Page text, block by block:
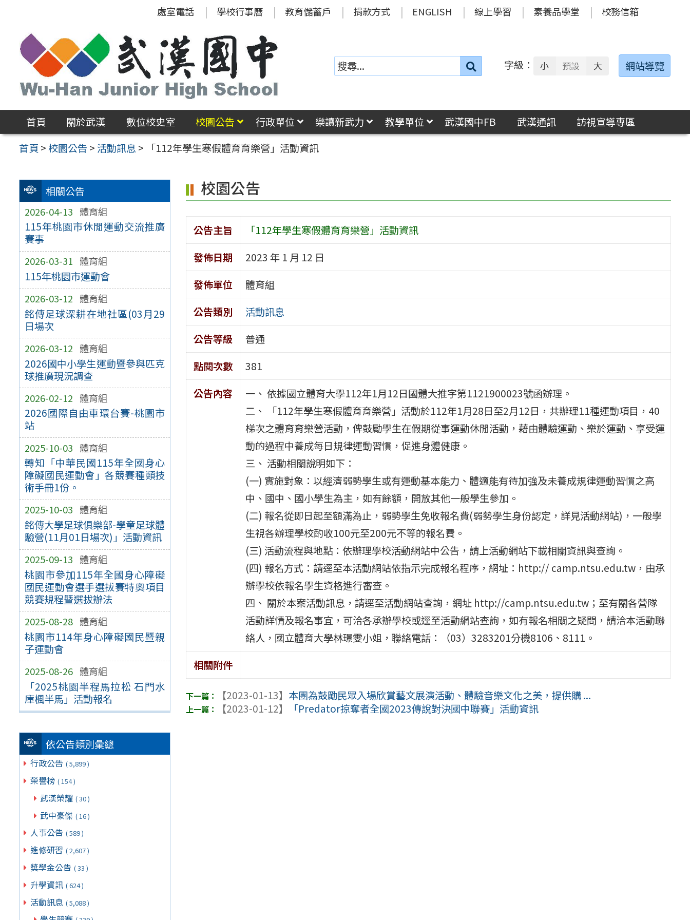
區
處室電話 學校行事曆 教育儲蓄戶 捐款方式 ENGLISH 線上學習 素養品學堂 校務信箱
搜
字級： 小 預設 大 網站導覽
首頁 關於武漢 數位校史室 校園公告 行政單位 樂讀新武力 教學單位 武漢國中FB 武漢通訊
訪視宣導專區
首頁 >校園公告 > 活動訊息 > 「112年學生寒假體育育樂營」活動資訊
相關公告
2026-04-13 體育組
115年桃園市休閒運動交流推廣
賽事
2026-03-31 體育組
115年桃園市運動會
2026-03-12 體育組
銘傳足球深耕在地社區(03月29
日場次
2026-03-12 體育組
2026國中小學生運動暨參與匹克
球推廣現況調查
2026-02-12 體育組
2026國際自由車環台賽-桃園市
站
2025-10-03 體育組
轉知「中華民國115年全國身心
障礙國民運動會」各競賽種類技
術手冊1份。
2025-10-03 體育組
銘傳大學足球俱樂部-學童足球體
驗營(11月01日場次)」活動資訊
2025-09-13 體育組
桃園市參加115年全國身心障礙
國民運動會選手選拔賽特奧項目
競賽規程暨選拔辦法
2025-08-28 體育組
桃園市114年身心障礙國民暨親
子運動會
2025-08-26 體育組
「2025桃園半程馬拉松 石門水
庫楓半馬」活動報名
依公告類別彙總
行政公告 ( 5,899 )
榮譽榜 ( 154 )
武漢榮耀 ( 30 )
武中豪傑 ( 16 )
人事公告 ( 589 )
進修研習 ( 2,607 )
獎學金公告 ( 33 )
升學資訊 ( 624 )
活動訊息 ( 5,088 )
校園公告
公告主旨
「112年學生寒假體育育樂營」活動資訊
發佈日期
2023 年 1 月 12 日
發佈單位
體育組
公告類別
活動訊息
公告等級
普通
點閱次數
381
公告內容
一、 依據國立體育大學112年1月12日國體大推字第1121900023號函辦理。
二、 「112年學生寒假體育育樂營」活動於112年1月28日至2月12日，共辦理11種運動項目，40
梯次之體育育樂營活動，俾鼓勵學生在假期從事運動休閒活動，藉由體驗運動、樂於運動、享受運
動的過程中養成每日規律運動習慣，促進身體健康。
三、 活動相關說明如下：
(一) 實施對象：以經濟弱勢學生或有運動基本能力、體適能有待加強及未養成規律運動習慣之高
中、國中、國小學生為主，如有餘額，開放其他一般學生參加。
(二) 報名從即日起至額滿為止，弱勢學生免收報名費(弱勢學生身份認定，詳見活動網站)，一般學
生視各辦理學校酌收100元至200元不等的報名費。
(三) 活動流程與地點：依辦理學校活動網站中公告，請上活動網站下載相關資訊與查詢。
(四) 報名方式：請逕至本活動網站依指示完成報名程序，網址：http:// camp.ntsu.edu.tw，由承
辦學校依報名學生資格進行審查。
四、 關於本案活動訊息，請逕至活動網站查詢，網址 http://camp.ntsu.edu.tw；至有關各營隊
活動詳情及報名事宜，可洽各承辦學校或逕至活動網站查詢，如有報名相關之疑問，請洽本活動聯
絡人，國立體育大學林璟雯小姐，聯絡電話：（03）3283201分機8106、8111。
相關附件
【2023-01-13】 本團為鼓勵民眾入場欣賞藝文展演活動、體驗音樂文化之美，提供購 ...
【2023-01-12】
「Predator掠奪者全國2023傳說對決國中聯賽」活動資訊